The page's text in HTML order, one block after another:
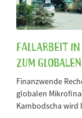
Fallarbeit in
zum
Finanzwende
globalen
Kambodscha wird